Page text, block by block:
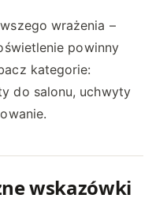
wrażenia –
powinny
kategorie:
do salonu, uchwyty
wskazówki